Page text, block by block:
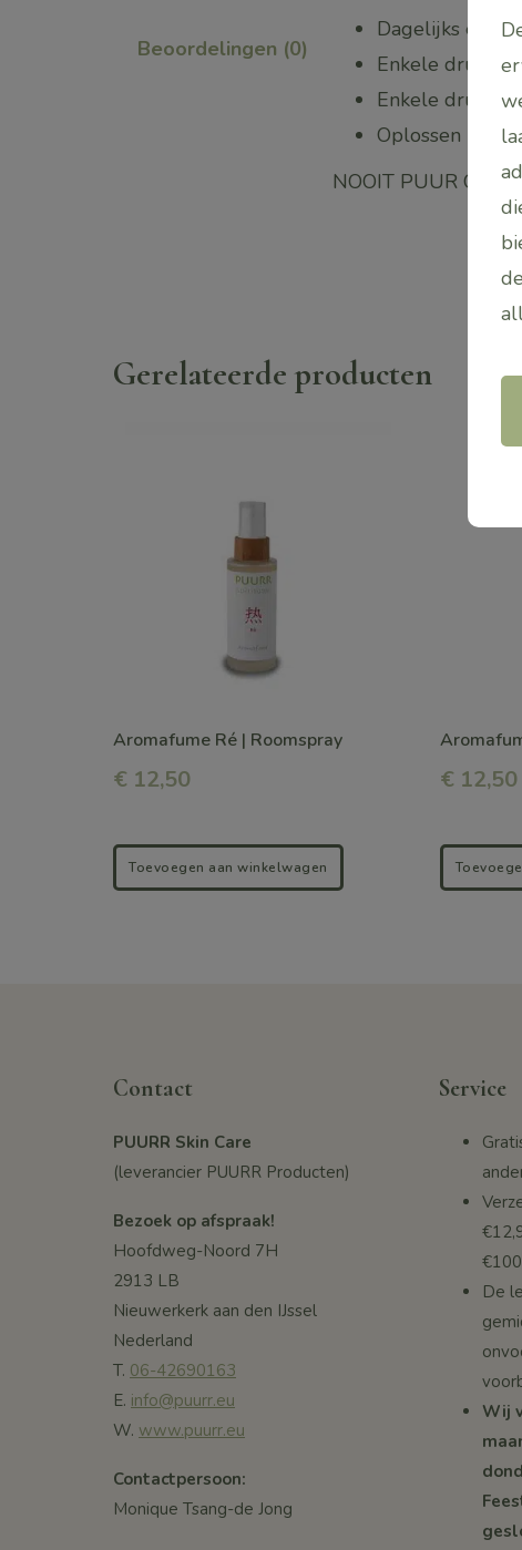
Beoordelingen (0)
Dagelijks een
Enkele
Enkele
Oplossen in
NOOIT PUUR OP
Gerelateerde producten
Aromafume Ré | Roomspray
€ 12,50
Toevoegen aan winkelwagen
€ 12,50
Contact
PUURR Skin Care
(leverancier PUURR Producten)
Bezoek op afspraak!
Hoofdweg-Noord 7H
2913 LB
Nieuwerkerk aan den IJssel
Nederland
T. 06-42690163
E. info@puurr.eu
W. www.puurr.eu
Contactpersoon:
Monique Tsang-de Jong
Service
De
Wij